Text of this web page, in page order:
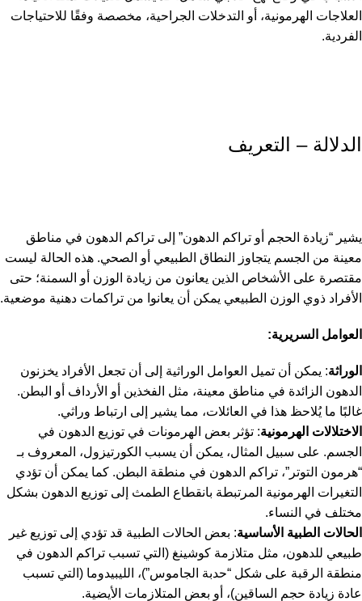
العلاجات الهرمونية، أو التدخلات الجراحية، مخصصة وفقًا للاحتياجات
الفردية.
الدلالة – التعريف
يشير “زيادة الحجم أو تراكم الدهون” إلى تراكم الدهون في مناطق
معينة من الجسم يتجاوز النطاق الطبيعي أو الصحي. هذه الحالة ليست
مقتصرة على الأشخاص الذين يعانون من زيادة الوزن أو السمنة؛ حتى
الأفراد ذوي الوزن الطبيعي يمكن أن يعانوا من تراكمات دهنية موضعية.
العوامل السريرية:
الوراثة: يمكن أن تميل العوامل الوراثية إلى أن تجعل الأفراد يخزنون
الدهون الزائدة في مناطق معينة، مثل الفخذين أو الأرداف أو البطن.
غالبًا ما يُلاحظ هذا في العائلات، مما يشير إلى ارتباط وراثي.
الاختلالات الهرمونية: تؤثر بعض الهرمونات في توزيع الدهون في
الجسم. على سبيل المثال، يمكن أن يسبب الكورتيزول، المعروف بـ
“هرمون التوتر”، تراكم الدهون في منطقة البطن. كما يمكن أن تؤدي
التغيرات الهرمونية المرتبطة بانقطاع الطمث إلى توزيع الدهون بشكل
مختلف في النساء.
الحالات الطبية الأساسية: بعض الحالات الطبية قد تؤدي إلى توزيع غير
طبيعي للدهون، مثل متلازمة كوشينغ (التي تسبب تراكم الدهون في
منطقة الرقبة على شكل “حدبة الجاموس”)، الليبيدوما (التي تسبب
عادة زيادة حجم الساقين)، أو بعض المتلازمات الأيضية.